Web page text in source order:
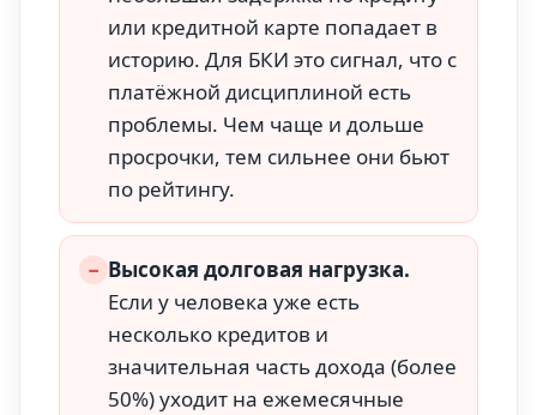
или кредитной карте попадает в
историю. Для БКИ это сигнал, что с
платёжной дисциплиной есть
проблемы. Чем чаще и дольше
просрочки, тем сильнее они бьют
по рейтингу.
− Высокая долговая нагрузка.
Если у человека уже есть
несколько кредитов и
значительная часть дохода (более
50%) уходит на ежемесячные